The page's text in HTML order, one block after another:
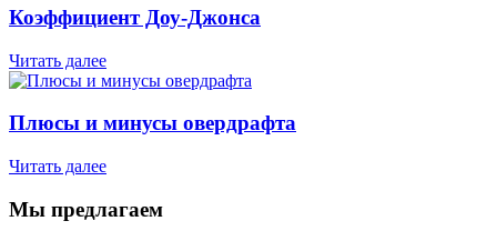
Коэффициент Доу-Джонса
Читать далее
Плюсы и минусы овердрафта
Читать далее
Мы предлагаем